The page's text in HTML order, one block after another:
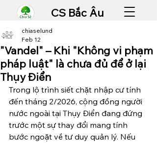
CS Bắc Âu
"Vandel" – Khi "Không vi phạm
pháp luật" là chưa đủ để ở lại
Thụy Điển
chiaselund
Feb 12
Trong lộ trình siết chặt nhập cư tính
đến tháng 2/2026, cộng đồng người
nước ngoài tại Thụy Điển đang đứng
trước một sự thay đổi mang tính
bước ngoặt về tư duy quản lý. Nếu